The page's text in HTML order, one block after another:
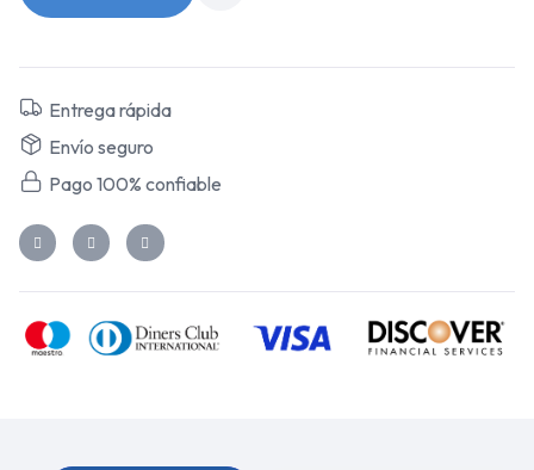
Entrega rápida
Envío seguro
Pago 100% confiable